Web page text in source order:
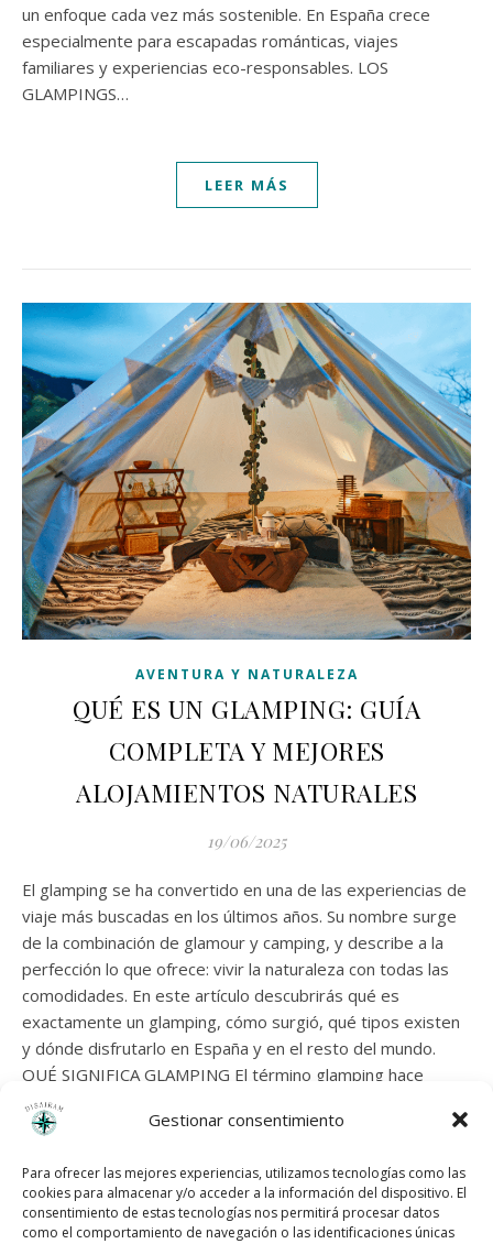
Gestionar consentimiento
Para ofrecer las mejores experiencias, utilizamos tecnologías como las
cookies para almacenar y/o acceder a la información del dispositivo. El
consentimiento de estas tecnologías nos permitirá procesar datos
como el comportamiento de navegación o las identificaciones únicas
un enfoque cada vez más sostenible. En España crece
especialmente para escapadas románticas, viajes
familiares y experiencias eco-responsables. LOS
GLAMPINGS…
LEER MÁS
AVENTURA Y NATURALEZA
QUÉ ES UN GLAMPING: GUÍA
COMPLETA Y MEJORES
ALOJAMIENTOS NATURALES
19/06/2025
El glamping se ha convertido en una de las experiencias de
viaje más buscadas en los últimos años. Su nombre surge
de la combinación de glamour y camping, y describe a la
perfección lo que ofrece: vivir la naturaleza con todas las
comodidades. En este artículo descubrirás qué es
exactamente un glamping, cómo surgió, qué tipos existen
y dónde disfrutarlo en España y en el resto del mundo.
QUÉ SIGNIFICA GLAMPING El término glamping hace
referencia a un tipo de alojamiento en plena naturaleza que
combina el encanto del camping tradicional con servicios de
glampings cuentan con camas cómodas, electricidad,…